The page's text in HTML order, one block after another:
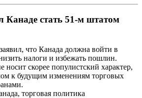
Канаде стать 51-м штатом
что Канада должна войти в
налоги и избежать пошлин.
скорее популистский характер,
к будущим изменениям торговых
торговая политика